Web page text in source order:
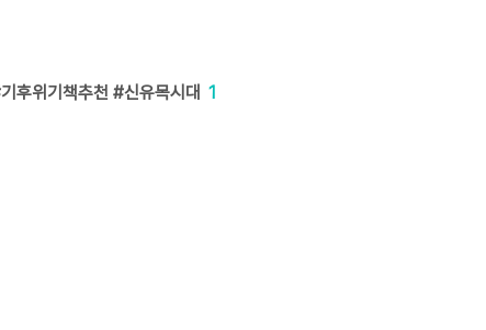
후위기책추천 #신유목시대 1